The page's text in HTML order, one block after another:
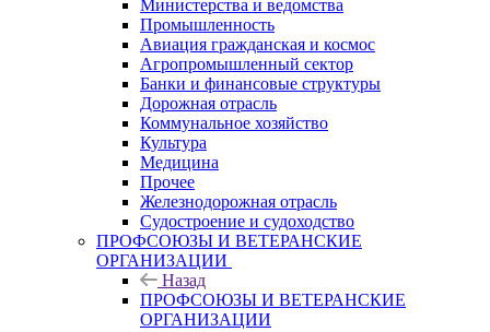
Министерства и ведомства
Промышленность
Авиация гражданская и космос
Агропромышленный сектор
Банки и финансовые структуры
Дорожная отрасль
Коммунальное хозяйство
Культура
Медицина
Прочее
Железнодорожная отрасль
Судостроение и судоходство
ПРОФСОЮЗЫ И ВЕТЕРАНСКИЕ
ОРГАНИЗАЦИИ
Назад
ПРОФСОЮЗЫ И ВЕТЕРАНСКИЕ
ОРГАНИЗАЦИИ